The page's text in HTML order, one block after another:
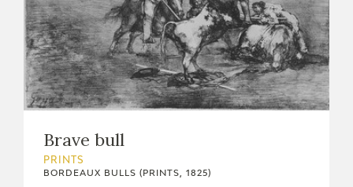
EL VIAJE DE GOYA
CATÁLOGO
Brave bull
PRINTS
BORDEAUX BULLS (PRINTS, 1825)